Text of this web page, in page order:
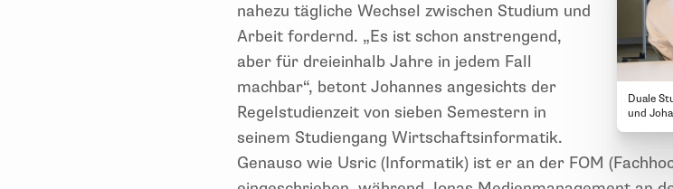
Duale
und
nahezu tägliche Wechsel zwischen Studium und
Arbeit fordernd. „Es ist schon anstrengend,
aber für dreieinhalb Jahre in jedem Fall
machbar“, betont Johannes angesichts der
Regelstudienzeit von sieben Semestern in
seinem Studiengang Wirtschaftsinformatik.
Genauso wie Usric (Informatik) ist er an der FOM